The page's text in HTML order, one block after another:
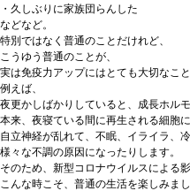
・久しぶりに家族団らんした
などなど。
特別ではなく普通のことだけれど、
こうゆう普通のことが、
実は免疫力アップにはとても大切なこ
例えば、
夜更かしばかりしていると、成長ホル
本来、夜寝ている間に再生される細胞に
自立神経が乱れて、不眠、イライラ、
様々な不調の原因になったりします。
そのため、新型コロナウイルスによる
こんな時こそ、普通の生活を楽しみまし